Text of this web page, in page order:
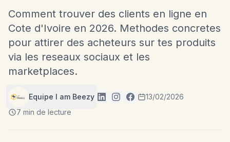
Comment trouver des clients en ligne en
Cote d'Ivoire en 2026. Methodes concretes
pour attirer des acheteurs sur tes produits
via les reseaux sociaux et les
marketplaces.
Equipe I am Beezy
13/02/2026
7 min de lecture